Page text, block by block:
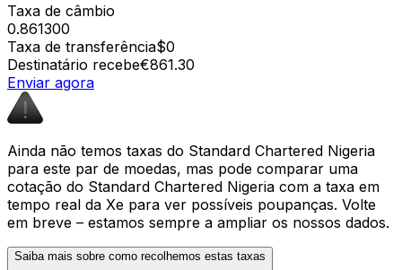
Taxa de câmbio
0.861300
Taxa de transferência$0
Destinatário recebe€861.30
Enviar agora
Ainda não temos taxas do Standard Chartered Nigeria
para este par de moedas, mas pode comparar uma
cotação do Standard Chartered Nigeria com a taxa em
tempo real da Xe para ver possíveis poupanças. Volte
em breve – estamos sempre a ampliar os nossos dados.
Saiba mais sobre como recolhemos estas taxas